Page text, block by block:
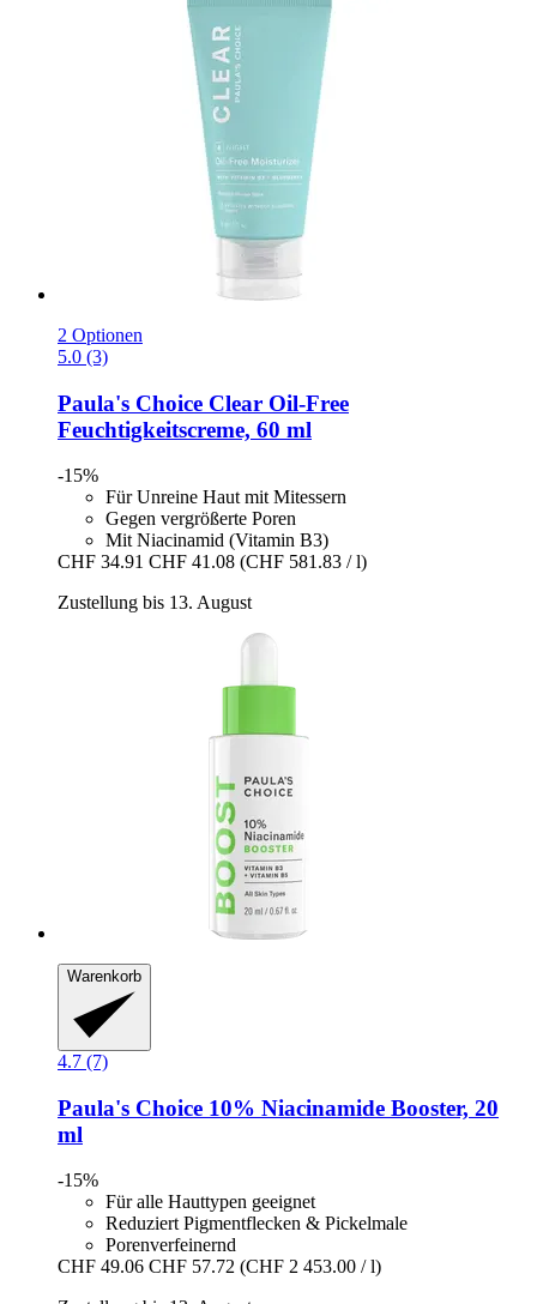
2 Optionen
5.0 (3)
Paula's Choice Clear Oil-​Free
Feuchtigkeitscreme, 60 ml
-15%
Für Unreine Haut mit Mitessern
Gegen vergrößerte Poren
Mit Niacinamid (Vitamin B3)
CHF 34.91 CHF 41.08 (CHF 581.83 / l)
Zustellung bis 13. August
Warenkorb
4.7 (7)
Paula's Choice 10% Niacinamide Booster, 20
ml
-15%
Für alle Hauttypen geeignet
Reduziert Pigmentflecken & Pickelmale
Porenverfeinernd
CHF 49.06 CHF 57.72 (CHF 2 453.00 / l)